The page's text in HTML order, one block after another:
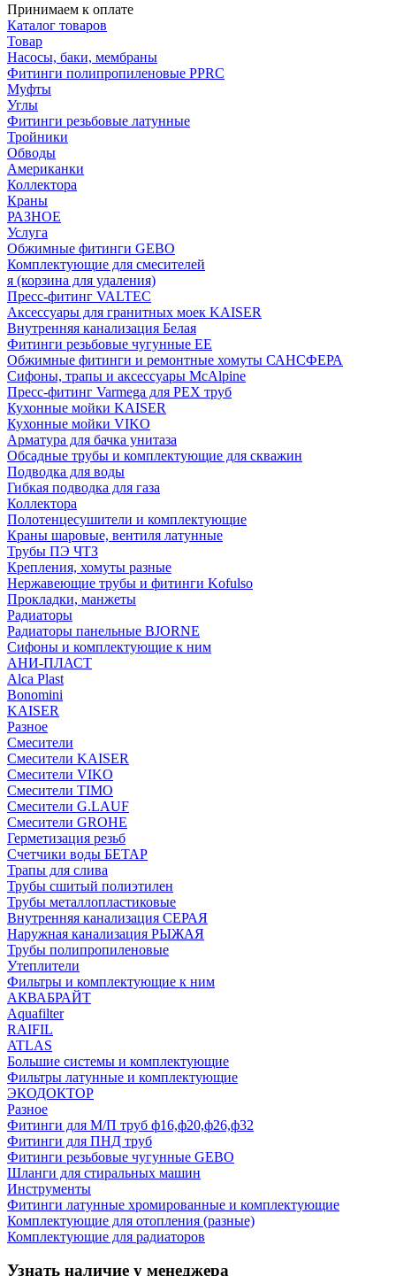
Принимаем к оплате
Каталог товаров
Товар
Насосы, баки, мембраны
Фитинги полипропиленовые PPRC
Муфты
Углы
Фитинги резьбовые латунные
Тройники
Обводы
Американки
Коллектора
Краны
РАЗНОЕ
Услуга
Обжимные фитинги GEBO
Комплектующие для смесителей
я (корзина для удаления)
Пресс-фитинг VALTEC
Аксессуары для гранитных моек KAISER
Внутренняя канализация Белая
Фитинги резьбовые чугунные EE
Обжимные фитинги и ремонтные хомуты САНСФЕРА
Сифоны, трапы и аксессуары McAlpine
Пресс-фитинг Varmega для PEX труб
Кухонные мойки KAISER
Кухонные мойки VIKO
Арматура для бачка унитаза
Обсадные трубы и комплектующие для скважин
Подводка для воды
Гибкая подводка для газа
Коллектора
Полотенцесушители и комплектующие
Краны шаровые, вентиля латунные
Трубы ПЭ ЧТЗ
Крепления, хомуты разные
Нержавеющие трубы и фитинги Kofulso
Прокладки, манжеты
Радиаторы
Радиаторы панельные BJORNE
Сифоны и комплектующие к ним
АНИ-ПЛАСТ
Alca Plast
Bonomini
KAISER
Разное
Смесители
Смесители KAISER
Смесители VIKO
Смесители TIMO
Смесители G.LAUF
Смесители GROHE
Герметизация резьб
Счетчики воды БЕТАР
Трапы для слива
Трубы сшитый полиэтилен
Трубы металлопластиковые
Внутренняя канализация СЕРАЯ
Наружная канализация РЫЖАЯ
Трубы полипропиленовые
Утеплители
Фильтры и комплектующие к ним
АКВАБРАЙТ
Aquafilter
RAIFIL
ATLAS
Большие системы и комплектующие
Фильтры латунные и комплектующие
ЭКОДОКТОР
Разное
Фитинги для М/П труб ф16,ф20,ф26,ф32
Фитинги для ПНД труб
Фитинги резьбовые чугунные GEBO
Шланги для стиральных машин
Инструменты
Фитинги латунные хромированные и комплектующие
Комплектующие для отопления (разные)
Комплектующие для радиаторов
Узнать наличие у менеджера